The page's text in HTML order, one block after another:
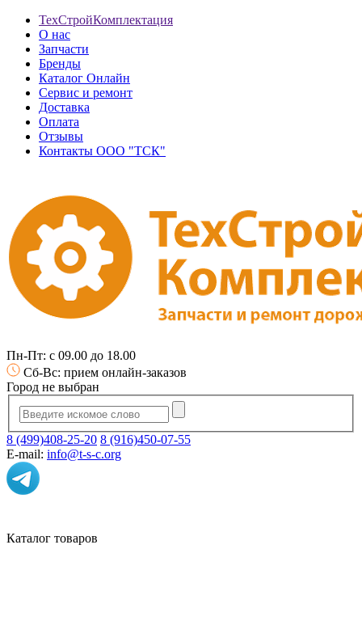
ТехСтройКомплектация
О нас
Запчасти
Бренды
Каталог Онлайн
Сервис и ремонт
Доставка
Оплата
Отзывы
Контакты ООО "ТСК"
Пн-Пт: с 09.00 до 18.00
Сб-Вс: прием онлайн-заказов
Город не выбран
8 (499)408-25-20 8 (916)450-07-55
E-mail: info@t-s-c.org
Каталог товаров